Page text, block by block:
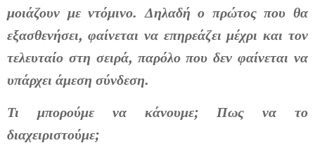
μοιάζουν με ντόμινο. Δηλαδή ο πρώτος που θα
εξασθενήσει, φαίνεται να επηρεάζει μέχρι και τον
τελευταίο στη σειρά, παρόλο που δεν φαίνεται να
υπάρχει άμεση σύνδεση.
Τι μπορούμε να κάνουμε; Πως να το
διαχειριστούμε;